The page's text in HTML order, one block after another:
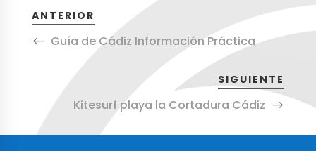
ANTERIOR
Guía de Cádiz Información Práctica
SIGUIENTE
Kitesurf playa la Cortadura Cádiz